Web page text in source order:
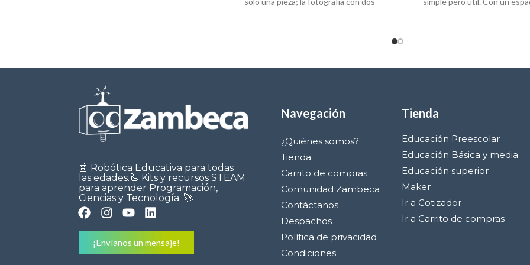
🤖 Robótica Educativa para todas
las edades.🦾 Kits y recursos STEAM
para aprender Programación,
Ciencias y Tecnología. 🚀
¡Envíanos un mensaje!
Navegación
¿Quiénes somos?
Tienda
Carrito de compras
Comunidad Zambeca
Contáctanos
Despachos
Política de privacidad
Condiciones
Tienda
Educación Preescolar
Educación Básica y media
Educación superior
Maker
Ir a Cotizador
Ir a Carrito de compras